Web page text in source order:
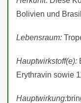
Bolivien und
Lebensraum:
Hauptwirkstoff(e):
Erythravin sowie
Hauptwirkung: